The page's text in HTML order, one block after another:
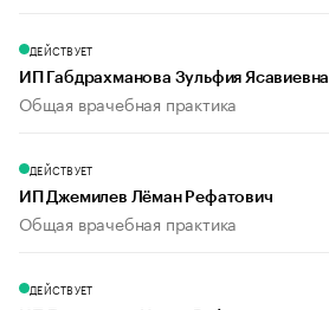
ДЕЙСТВУЕТ
ИП Габдрахманова Зульфия Ясавиевна
Общая врачебная практика
ДЕЙСТВУЕТ
ИП Джемилев Лёман Рефатович
Общая врачебная практика
ДЕЙСТВУЕТ